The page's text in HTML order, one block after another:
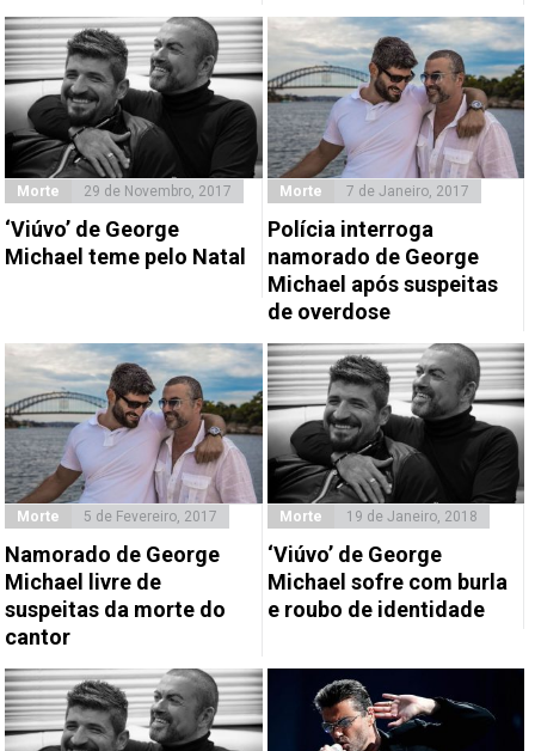
Morte 29 de Novembro, 2017
‘Viúvo’ de George
Michael teme pelo Natal
Morte 7 de Janeiro, 2017
Polícia interroga
namorado de George
Michael após suspeitas
de overdose
Morte 5 de Fevereiro, 2017
Namorado de George
Michael livre de
suspeitas da morte do
cantor
Morte 19 de Janeiro, 2018
‘Viúvo’ de George
Michael sofre com burla
e roubo de identidade